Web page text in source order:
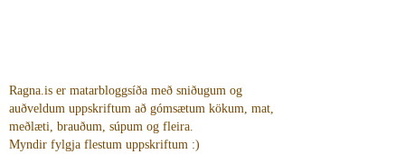
Ragna.is er matarbloggsíða með sniðugum og
auðveldum uppskriftum að gómsætum kökum, mat,
meðlæti, brauðum, súpum og fleira.
Myndir fylgja flestum uppskriftum :)